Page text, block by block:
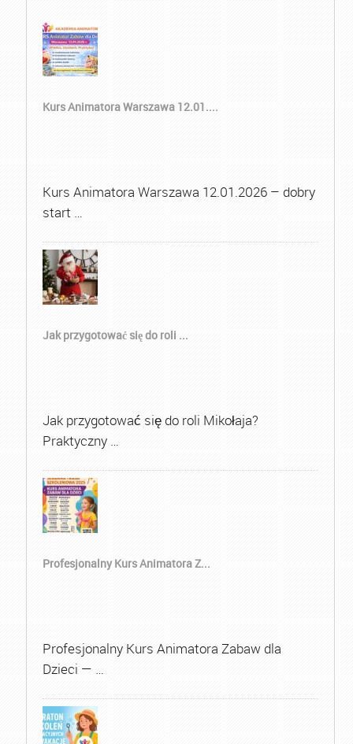
Kurs Animatora Warszawa 12.01....
Kurs Animatora Warszawa 12.01.2026 – dobry
start …
Jak przygotować się do roli ...
Jak przygotować się do roli Mikołaja?
Praktyczny …
Profesjonalny Kurs Animatora Z...
Profesjonalny Kurs Animatora Zabaw dla
Dzieci — …